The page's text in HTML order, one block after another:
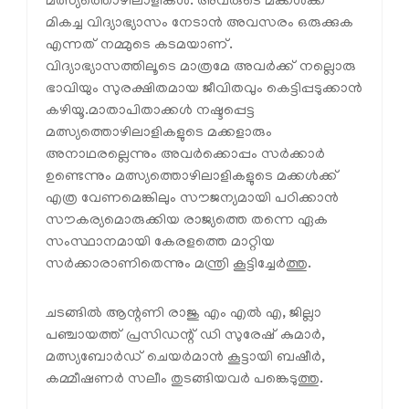
മികച്ച വിദ്യാഭ്യാസം നേടാൻ അവസരം ഒരുക്കുക
എന്നത് നമ്മുടെ കടമയാണ്.
വിദ്യാഭ്യാസത്തിലൂടെ മാത്രമേ അവർക്ക് നല്ലൊരു
ഭാവിയും സുരക്ഷിതമായ ജീവിതവും കെട്ടിപ്പടുക്കാൻ
കഴിയൂ.മാതാപിതാക്കൾ നഷ്ടപ്പെട്ട
മത്സ്യത്തൊഴിലാളികളുടെ മക്കളാരും
അനാഥരല്ലെന്നും അവർക്കൊപ്പം സർക്കാർ
ഉണ്ടെന്നും മത്സ്യത്തൊഴിലാളികളുടെ മക്കൾക്ക്
എത്ര വേണമെങ്കിലും സൗജന്യമായി പഠിക്കാൻ
സൗകര്യമൊരുക്കിയ രാജ്യത്തെ തന്നെ ഏക
സംസ്ഥാനമായി കേരളത്തെ മാറ്റിയ
സർക്കാരാണിതെന്നും മന്ത്രി കൂട്ടിച്ചേർത്തു.
ചടങ്ങിൽ ആന്റണി രാജു എം എൽ എ, ജില്ലാ
പഞ്ചായത്ത് പ്രസിഡന്റ് ഡി സുരേഷ് കുമാർ,
മത്സ്യബോർഡ് ചെയർമാൻ കൂട്ടായി ബഷീർ,
കമ്മീഷണർ സലീം തുടങ്ങിയവർ പങ്കെടുത്തു.